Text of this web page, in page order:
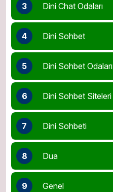
3 Dini Chat Odaları
4 Dini Sohbet
5 Dini Sohbet Odaları
6 Dini Sohbet Siteleri
7 Dini Sohbeti
8 Dua
9 Genel